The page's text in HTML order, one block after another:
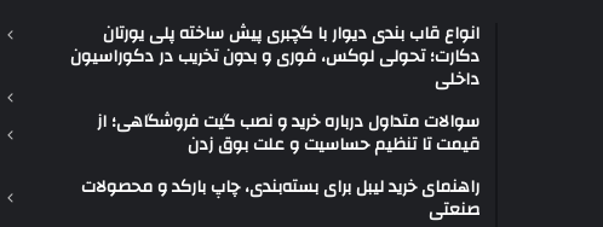
انواع قاب بندی دیوار با گچبری پیش ساخته پلی یورتان
دکارت؛ تحولی لوکس، فوری و بدون تخریب در دکوراسیون
داخلی
سوالات متداول درباره خرید و نصب گیت فروشگاهی؛ از
قیمت تا تنظیم حساسیت و علت بوق زدن
راهنمای خرید لیبل برای بسته‌بندی، چاپ بارکد و محصولات
صنعتی